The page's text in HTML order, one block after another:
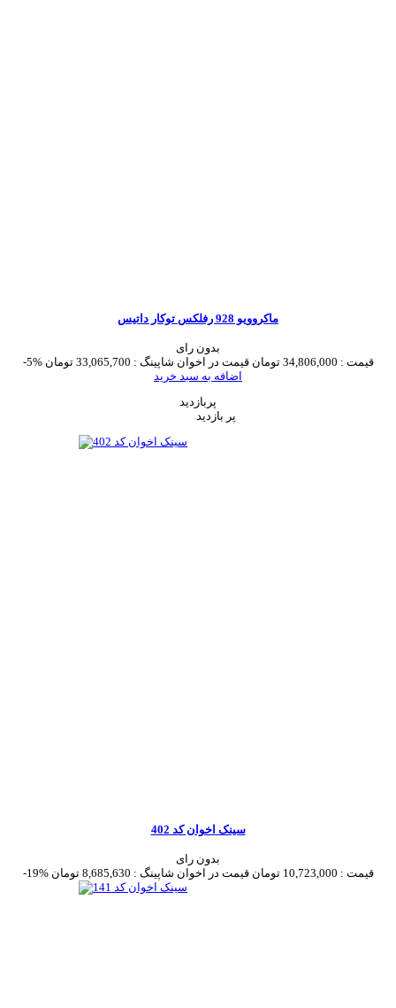
ماکروویو 928 رفلکس توکار داتیس
بدون رای
-5%
قیمت : 34,806,000 تومان قیمت در اخوان شاپینگ : 33,065,700 تومان
اضافه به سبد خرید
پربازدید
پر بازدید
سینک اخوان کد 402
بدون رای
-19%
قیمت : 10,723,000 تومان قیمت در اخوان شاپینگ : 8,685,630 تومان